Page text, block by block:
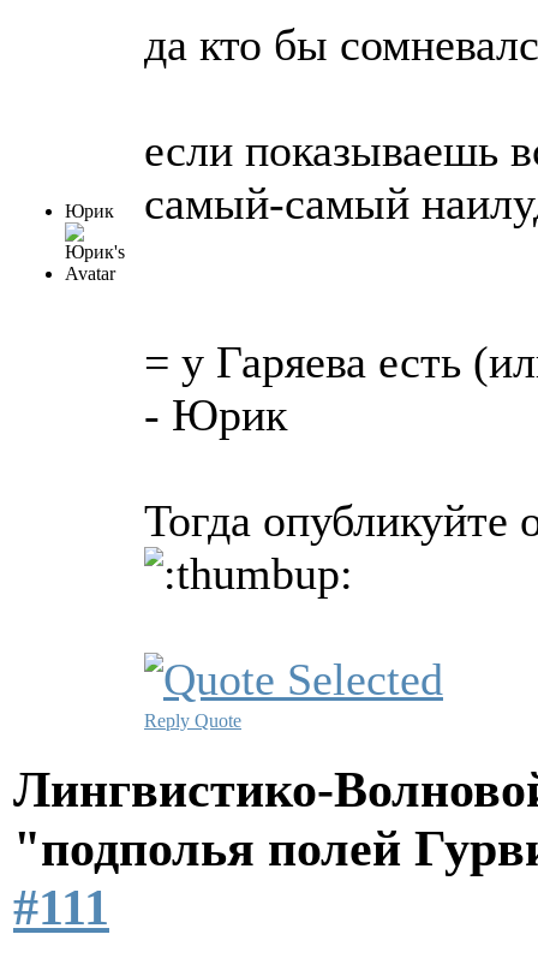
Юрик
да кто бы
если показываешь
самый-самый
= у Гаряева есть
- Юрик
Тогда
Reply Quote
Лингвистико-
"подполья полей
#111